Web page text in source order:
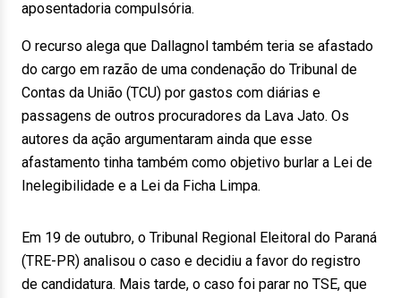
aposentadoria compulsória.
O recurso alega que Dallagnol também teria se afastado
do cargo em razão de uma condenação do Tribunal de
Contas da União (TCU) por gastos com diárias e
passagens de outros procuradores da Lava Jato. Os
autores da ação argumentaram ainda que esse
afastamento tinha também como objetivo burlar a Lei de
Inelegibilidade e a Lei da Ficha Limpa.
Em 19 de outubro, o Tribunal Regional Eleitoral do Paraná
(TRE-PR) analisou o caso e decidiu a favor do registro
de candidatura. Mais tarde, o caso foi parar no TSE, que